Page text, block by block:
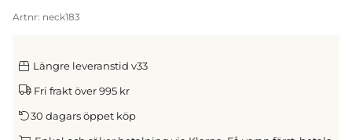
Artnr: neck183
Längre leveranstid v33
Fri frakt över 995 kr
30 dagars öppet köp